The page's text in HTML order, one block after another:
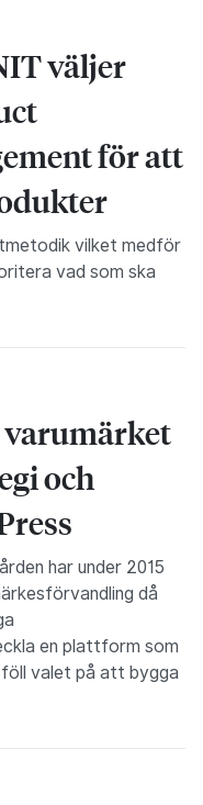
väljer
för att
vilket medför
vad som ska
varumärket
och
har under 2015
då
en plattform som
valet på att bygga